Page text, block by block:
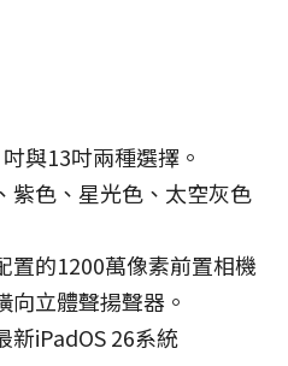
與13吋兩種選擇。
紫色、星光色、太空灰色
置的1200萬像素前置相機
向立體聲揚聲器。
新iPadOS 26系統